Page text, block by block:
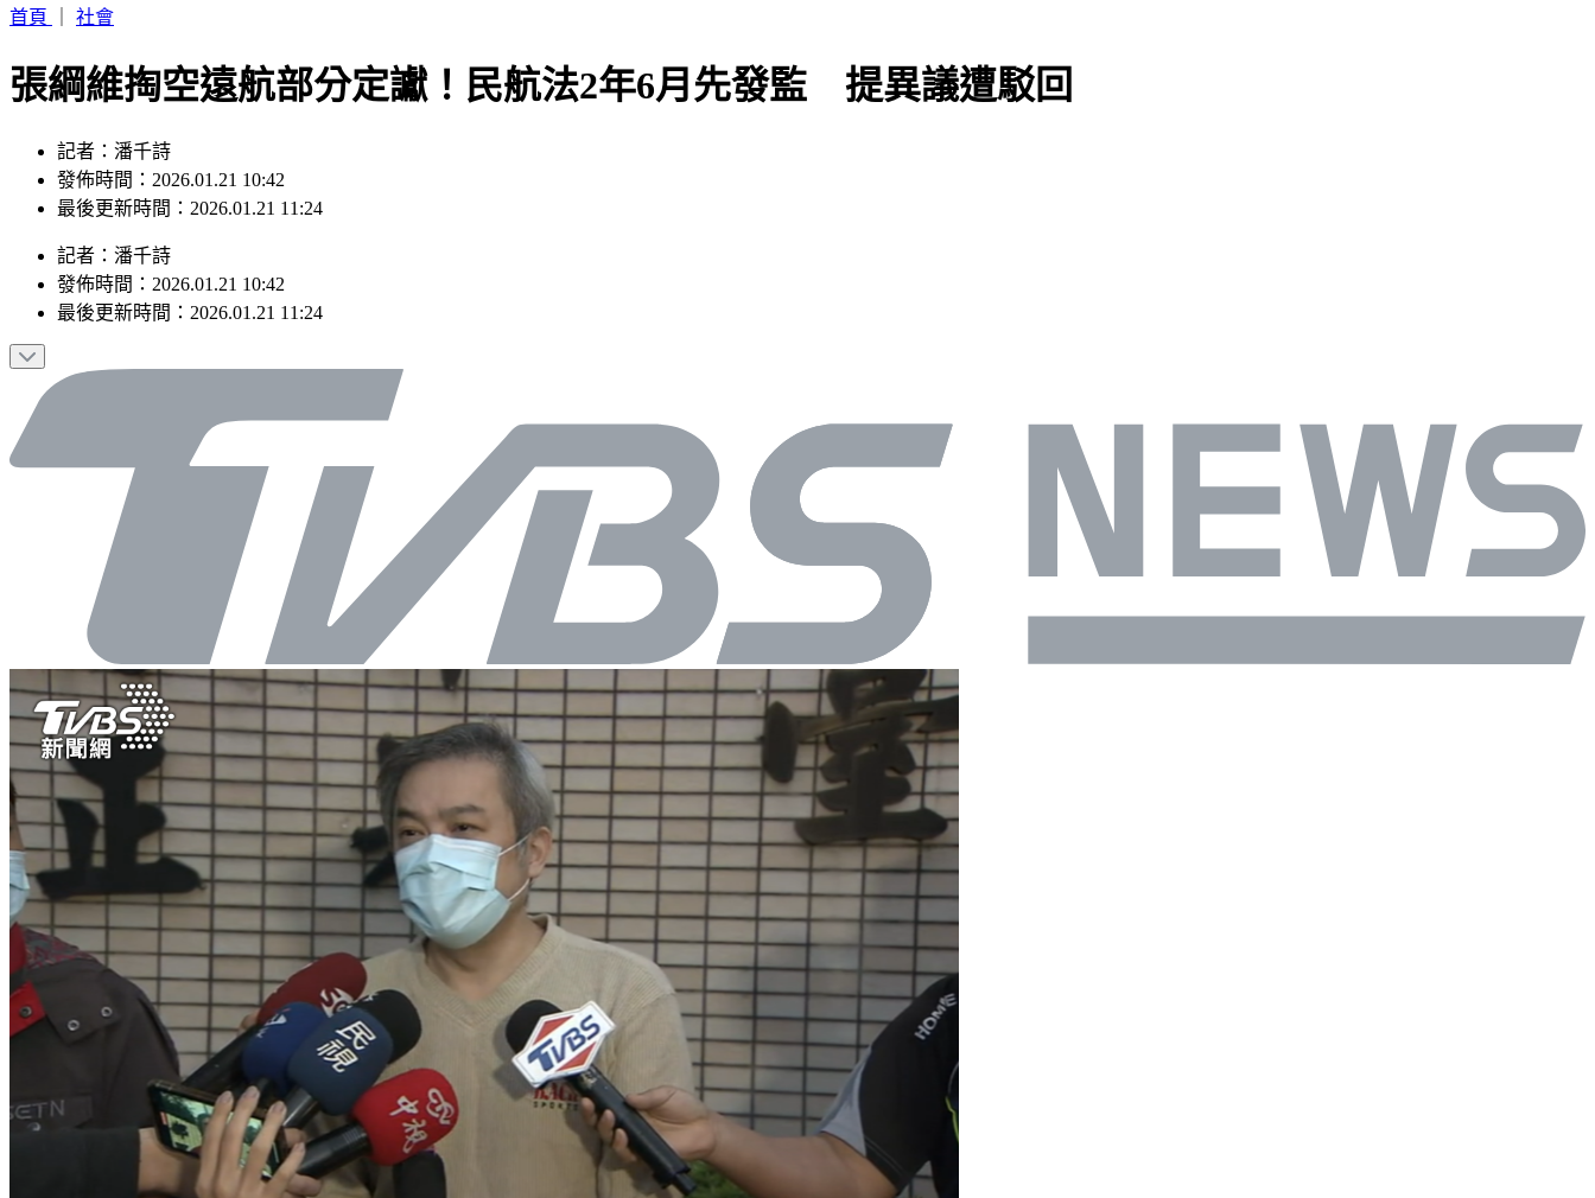
首頁
社會
張綱維掏空遠航部分定讞！民航法2年6月先發監 提異議遭駁回
記者：潘千詩
發佈時間：2026.01.21 10:42
最後更新時間：2026.01.21 11:24
記者 ： 潘千詩
發佈時間： 2026.01.21 10:42
最後更新時間： 2026.01.21 11:24